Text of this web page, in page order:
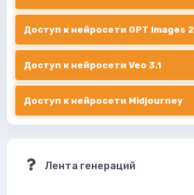
Доступ к нейросети GPT Images 2
Доступ к нейросети Veo 3.1
Доступ к нейросети Midjourney
Лента генераций